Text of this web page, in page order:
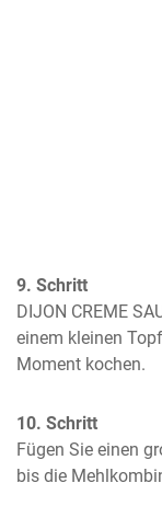
9. Schritt
DIJON CREME
einem kleinen
Moment kochen.
10. Schritt
Fügen Sie einen
bis die